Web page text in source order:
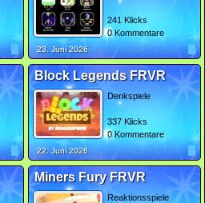
241 Klicks
0 Kommentare
23. Juni 2026
Block Legends FRVR
Denkspiele
337 Klicks
0 Kommentare
22. Juni 2026
Miners Fury FRVR
Reaktionsspiele